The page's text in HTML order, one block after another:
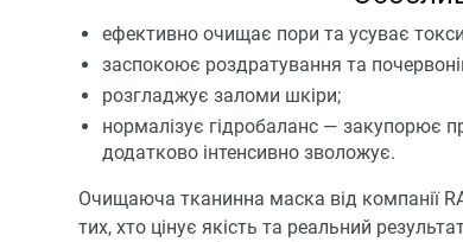
ефективно очищає пори та усуває
заспокоює роздратування та
розгладжує заломи шкіри;
нормалізує гідробаланс — закупорює
додатково інтенсивно зволожує.
Очищаюча тканинна маска від компанії
тих, хто цінує якість та реальний